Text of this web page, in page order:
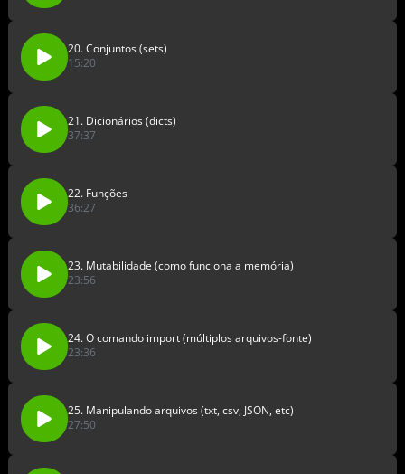
20. Conjuntos (sets)
15:20
21. Dicionários (dicts)
37:37
22. Funções
36:27
23. Mutabilidade (como funciona a memória)
23:56
24. O comando import (múltiplos arquivos-fonte)
23:36
25. Manipulando arquivos (txt, csv, JSON, etc)
27:50